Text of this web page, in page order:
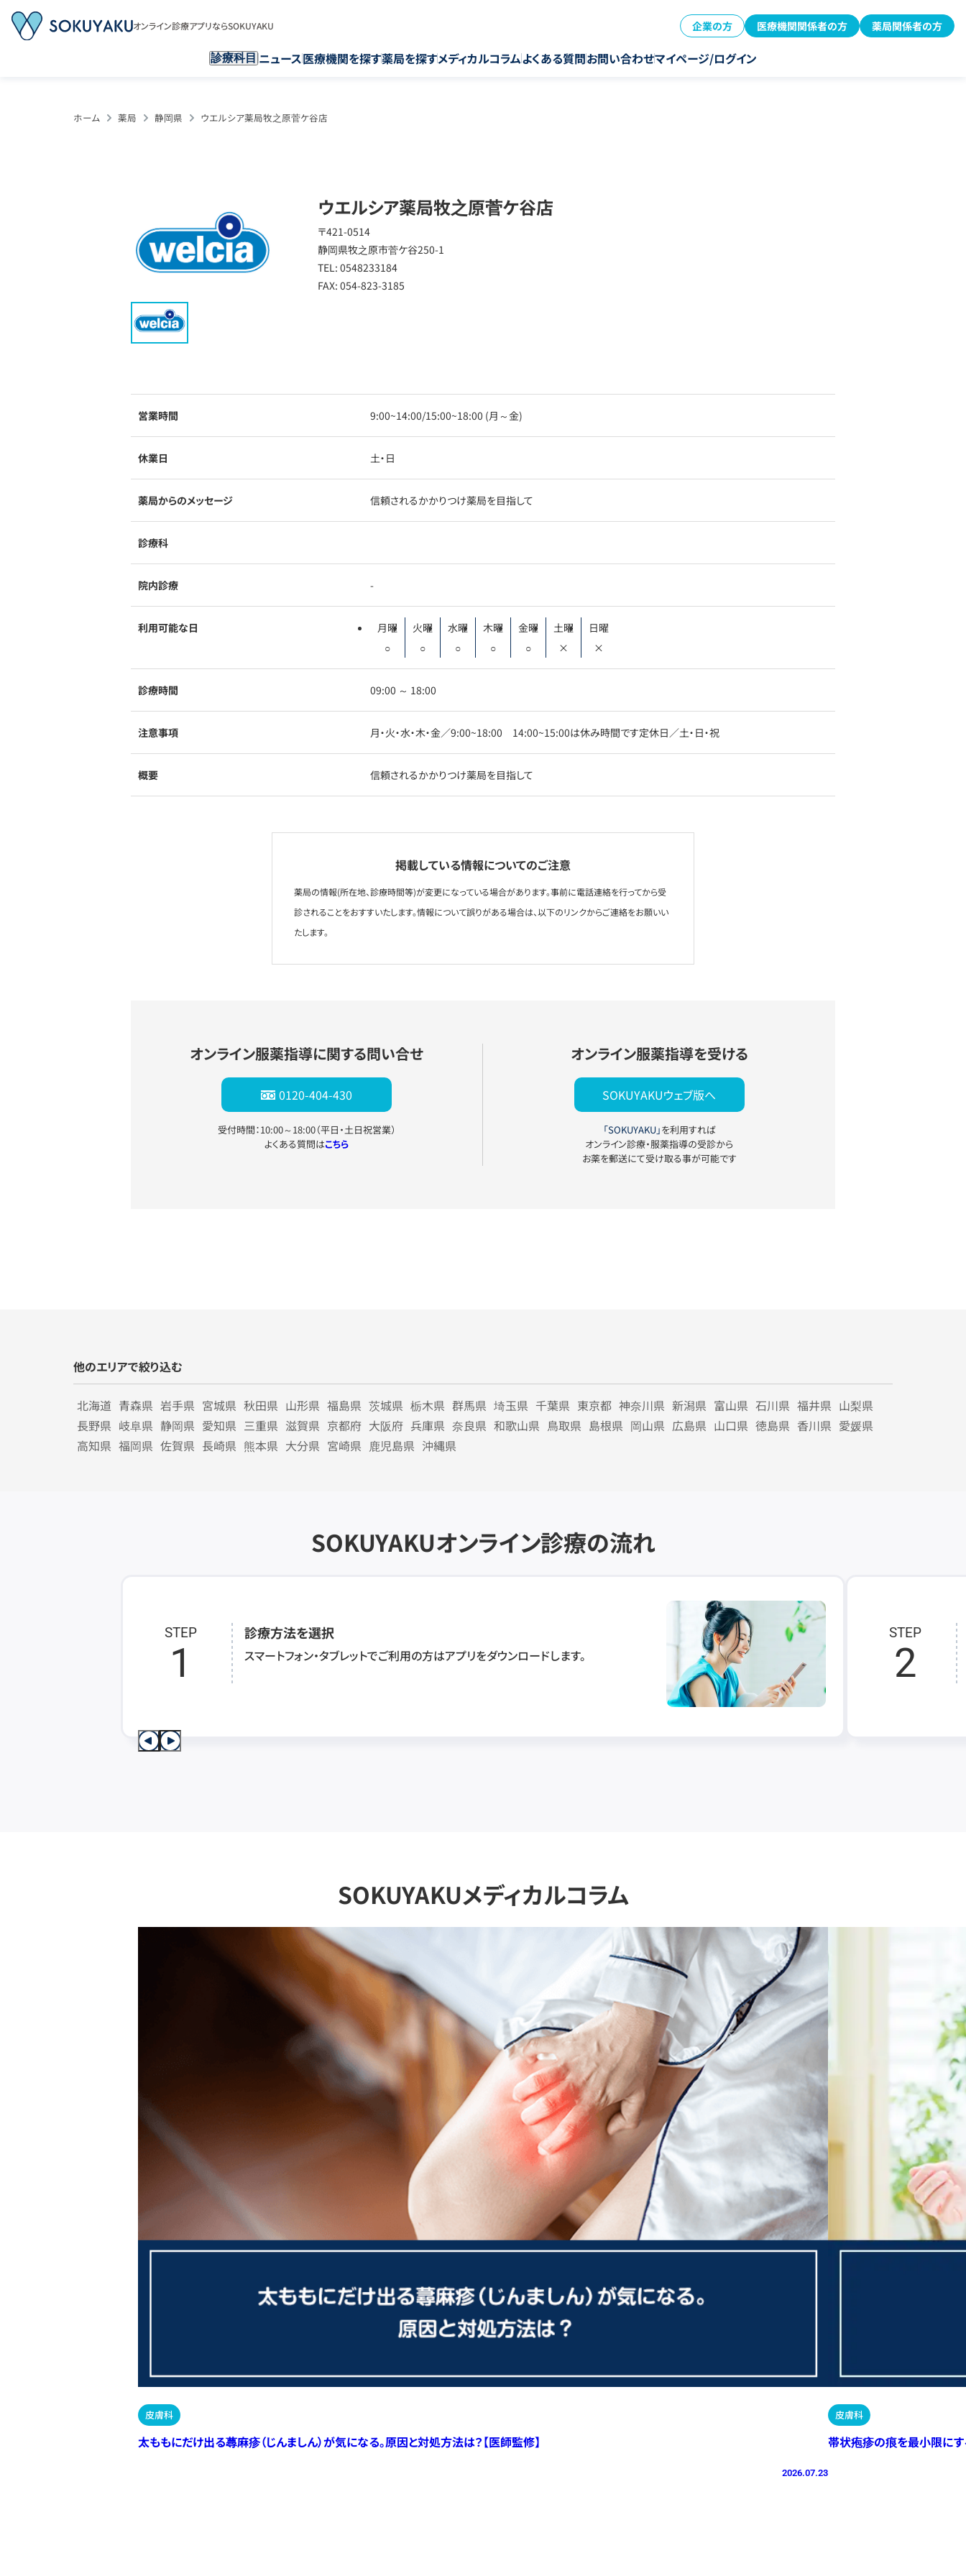
オンライン診療アプリならSOKUYAKU 企業の方 医療機関関係者の方 薬局関係者の方
診療科目 ニュース医療機関を探す薬局を探すメディカルコラムよくある質問お問い合わせマイページ/ログイン
ホーム 薬局 静岡県 ウエルシア薬局牧之原菅ケ谷店
ウエルシア薬局牧之原菅ケ谷店
〒421-0514
静岡県牧之原市菅ケ谷250-1
TEL: 0548233184
FAX: 054-823-3185
営業時間 9:00~14:00/15:00~18:00 (月～金)
休業日 土・日
薬局からのメッセージ 信頼されるかかりつけ薬局を目指して
診療科
院内診療 -
利用可能な日
月曜
○
火曜
○
水曜
○
木曜
○
金曜
○
土曜
×
日曜
×
診療時間 09:00 ～ 18:00
注意事項 月・火・水・木・金／9:00~18:00 14:00~15:00は休み時間です定休日／土・日・祝
概要 信頼されるかかりつけ薬局を目指して
掲載している情報についてのご注意
薬局の情報(所在地、診療時間等)が変更になっている場合があります。事前に電話連絡を行ってから受
診されることをおすすいたします。情報について誤りがある場合は、以下のリンクからご連絡をお願いい
たします。
オンライン服薬指導に関する問い合せ
0120-404-430
受付時間：10:00～18:00（平日・土日祝営業）
よくある質問はこちら
オンライン服薬指導を受ける
SOKUYAKUウェブ版へ
「SOKUYAKU」を利用すれば
オンライン診療・服薬指導の受診から
お薬を郵送にて受け取る事が可能です
他のエリアで絞り込む
北海道 青森県 岩手県 宮城県 秋田県 山形県 福島県 茨城県 栃木県 群馬県 埼玉県 千葉県 東京都 神奈川県 新潟県 富山県 石川県 福井県 山梨県
長野県 岐阜県 静岡県 愛知県 三重県 滋賀県 京都府 大阪府 兵庫県 奈良県 和歌山県 鳥取県 島根県 岡山県 広島県 山口県 徳島県 香川県 愛媛県
高知県 福岡県 佐賀県 長崎県 熊本県 大分県 宮崎県 鹿児島県 沖縄県
SOKUYAKUオンライン診療の流れ
STEP
1
診療方法を選択
スマートフォン・タブレットでご利用の方はアプリをダウンロードします。
STEP
2
SOKUYAKUメディカルコラム
皮膚科
太ももにだけ出る蕁麻疹（じんましん）が気になる。原因と対処方法は？【医師監修】
2026.07.23
皮膚科
帯状疱疹の痕を最小限にす